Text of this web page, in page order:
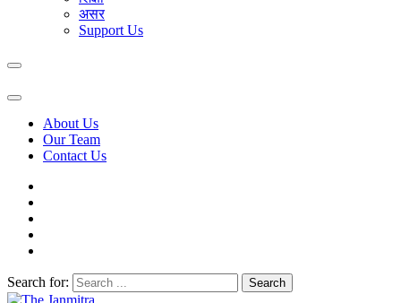
असर
Support Us
About Us
Our Team
Contact Us
Search for: